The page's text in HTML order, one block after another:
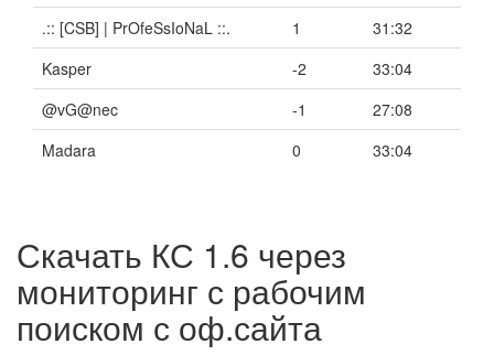
.:: [CSB] | PrOfeSsIoNaL ::.
1
31:32
Kasper
-2
33:04
@vG@nec
-1
27:08
Madara
0 33:04
Скачать КС 1.6 через
мониторинг с рабочим
поиском с оф.сайта